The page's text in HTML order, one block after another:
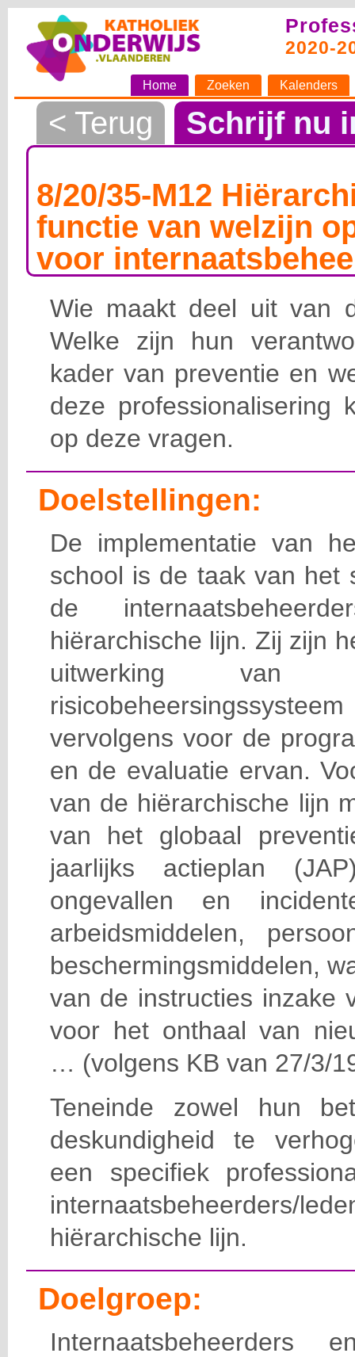
2020-
Home Zoeken Kalenders
< Terug Schrijf nu
8/20/35-M12
functie van welzijn
voor
Wie maakt deel uit van
Welke zijn hun
kader van preventie en
deze professionalisering
op deze vragen.
Doelstellingen:
De implementatie van
school is de taak van het
de
hiërarchische lijn. Zij zijn
uitwerking van
vervolgens voor de
en de evaluatie ervan.
van de hiërarchische lijn
van het globaal
jaarlijks actieplan
ongevallen en
arbeidsmiddelen,
beschermingsmiddelen,
van de instructies inzake
voor het onthaal van
… (volgens KB van 27/3/
Teneinde zowel hun
deskundigheid te
een specifiek
hiërarchische lijn.
Doelgroep: